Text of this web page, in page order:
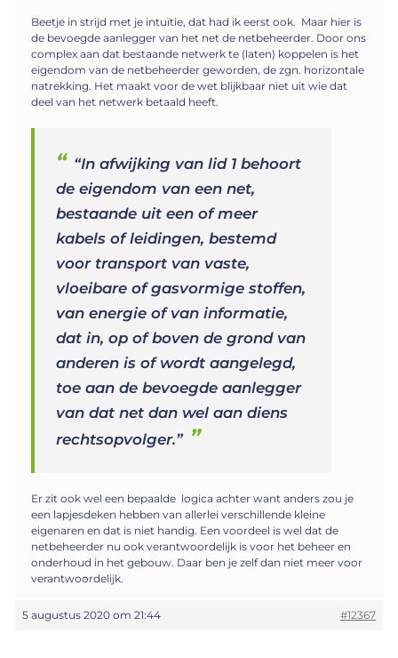
Beetje in strijd met je intuïtie, dat had ik eerst ook. Maar hier is
de bevoegde aanlegger van het net de netbeheerder. Door ons
complex aan dat bestaande netwerk te (laten) koppelen is het
eigendom van de netbeheerder geworden, de zgn. horizontale
natrekking. Het maakt voor de wet blijkbaar niet uit wie dat
deel van het netwerk betaald heeft.
“In afwijking van lid 1 behoort
de eigendom van een net,
bestaande uit een of meer
kabels of leidingen, bestemd
voor transport van vaste,
vloeibare of gasvormige stoffen,
van energie of van informatie,
dat in, op of boven de grond van
anderen is of wordt aangelegd,
toe aan de bevoegde aanlegger
van dat net dan wel aan diens
rechtsopvolger.”
Er zit ook wel een bepaalde logica achter want anders zou je
een lapjesdeken hebben van allerlei verschillende kleine
eigenaren en dat is niet handig. Een voordeel is wel dat de
netbeheerder nu ook verantwoordelijk is voor het beheer en
onderhoud in het gebouw. Daar ben je zelf dan niet meer voor
verantwoordelijk.
5 augustus 2020 om 21:44 #12367